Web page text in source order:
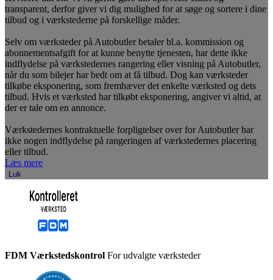
transparent, derfor giver vi dig mulighed for at søge og sortere i dine
tilbud og i værkstederne på forskellige måder.
Selv om værksteder på Autobutler betaler bl.a. kommission og
abonnementsafgift for at kunne benytte tjenesten, har dette ikke
indflydelse på værkstedernes rangering eller visning på Autobutler,
når du som bilejer har bedt om at få tilbud. Dog kan værksteder
tilkøbe eksponering, som fremhæver det enkelte værksted og dets
tilbud. Hvis et værksted har tilkøbt eksponering, angiver vi altid, at
der er tale om en annonce.
Værkstedernes kontraktuelle forpligtelser over for Autobutler har
ikke nogen indflydelse på rangeringen af værkstedernes placering
eller tilbud.
Læs mere
Luk
FDM Værkstedskontrol For udvalgte værksteder